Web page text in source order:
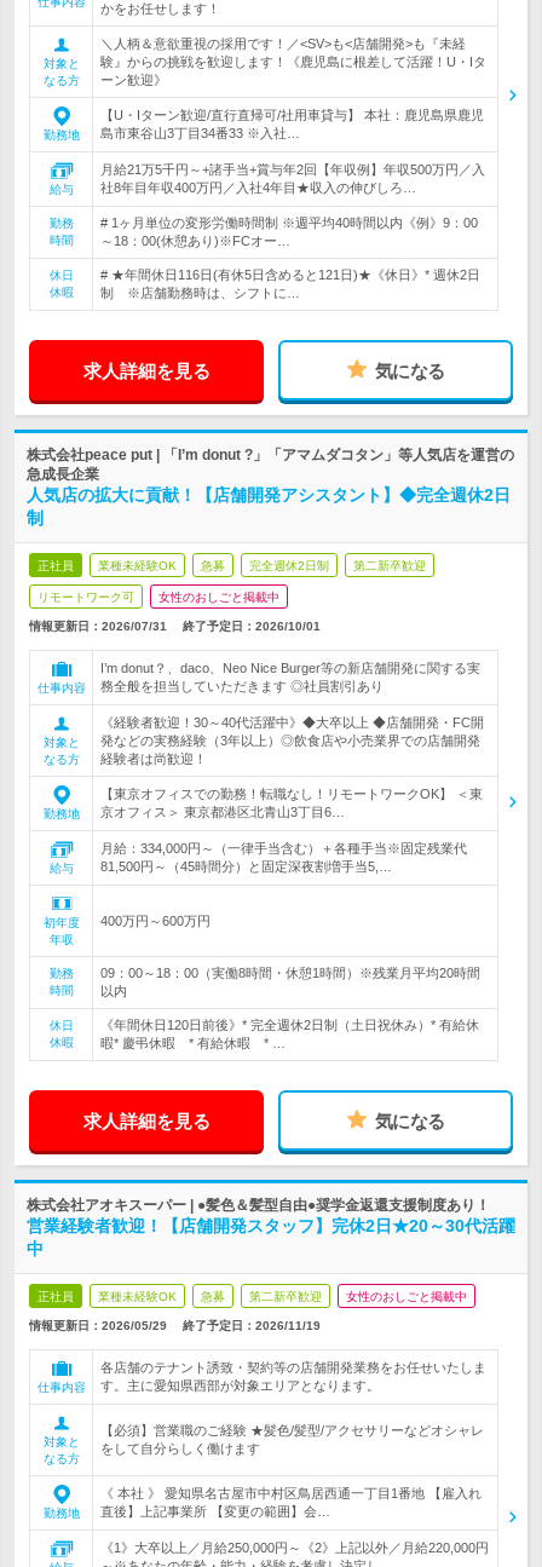
かをお任せします！
対象と
なる方
＼人柄＆意欲重視の採用です！／<SV>も<店舗開発>も『未経
験』からの挑戦を歓迎します！《鹿児島に根差して活躍！U・Iタ
ーン歓迎》
勤務地
【U・Iターン歓迎/直行直帰可/社用車貸与】 本社：鹿児島県鹿児
島市東谷山3丁目34番33 ※入社…
給与
月給21万5千円～+諸手当+賞与年2回【年収例】年収500万円／入
社8年目年収400万円／入社4年目★収入の伸びしろ…
勤務
時間
# 1ヶ月単位の変形労働時間制 ※週平均40時間以内《例》9：00
～18：00(休憩あり)※FCオー…
休日
休暇
# ★年間休日116日(有休5日含めると121日)★《休日》* 週休2日
制 ※店舗勤務時は、シフトに…
求人詳細を見る 気になる
株式会社peace put | 「I’m donut ?」「アマムダコタン」等人気店を運営の
急成長企業
人気店の拡大に貢献！【店舗開発アシスタント】◆完全週休2日
制
正社員 業種未経験OK 急募 完全週休2日制 第二新卒歓迎
リモートワーク可 女性のおしごと掲載中
情報更新日：2026/07/31 終了予定日： 2026/10/01
仕事内容
I’m donut？、daco、Neo Nice Burger等の新店舗開発に関する実
務全般を担当していただきます ◎社員割引あり
対象と
なる方
《経験者歓迎！30～40代活躍中》◆大卒以上 ◆店舗開発・FC開
発などの実務経験（3年以上）◎飲食店や小売業界での店舗開発
経験者は尚歓迎！
勤務地
【東京オフィスでの勤務！転職なし！リモートワークOK】 ＜東
京オフィス＞ 東京都港区北青山3丁目6…
給与
月給：334,000円～（一律手当含む）＋各種手当※固定残業代
81,500円～（45時間分）と固定深夜割増手当5,…
初年度
年収
400万円～600万円
勤務
時間
09：00～18：00（実働8時間・休憩1時間）※残業月平均20時間
以内
休日
休暇
《年間休日120日前後》* 完全週休2日制（土日祝休み）* 有給休
暇* 慶弔休暇 * 有給休暇 * …
求人詳細を見る 気になる
株式会社アオキスーパー | ●髪色＆髪型自由●奨学金返還支援制度あり！
営業経験者歓迎！【店舗開発スタッフ】完休2日★20～30代活躍
中
正社員 業種未経験OK 急募 第二新卒歓迎 女性のおしごと掲載中
情報更新日：2026/05/29 終了予定日： 2026/11/19
仕事内容
各店舗のテナント誘致・契約等の店舗開発業務をお任せいたしま
す。主に愛知県西部が対象エリアとなります。
対象と
なる方
【必須】営業職のご経験 ★髪色/髪型/アクセサリーなどオシャレ
をして自分らしく働けます
勤務地
《 本社 》 愛知県名古屋市中村区鳥居西通一丁目1番地 【雇入れ
直後】上記事業所 【変更の範囲】会…
《1》大卒以上／月給250,000円～《2》上記以外／月給220,000円